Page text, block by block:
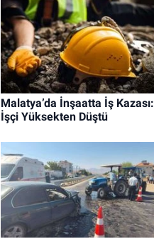
Malatya’da İnşaatta İş Kazası:
İşçi Yüksekten Düştü